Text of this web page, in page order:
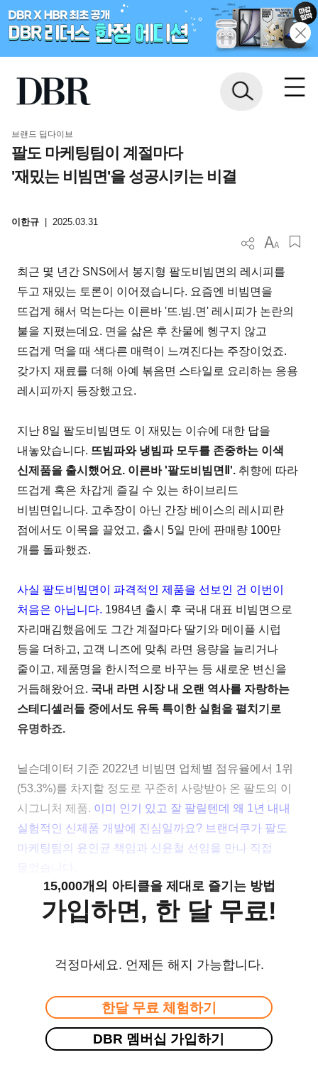
브랜드 딥다이브
팔도 마케팅팀이 계절마다
'재밌는 비빔면'을 성공시키는 비결
이한규 2025.03.31
최근 몇 년간 SNS에서 봉지형 팔도비빔면의 레시피를
두고 재밌는 토론이 이어졌습니다. 요즘엔 비빔면을
뜨겁게 해서 먹는다는 이른바 '뜨.빔.면' 레시피가 논란의
불을 지폈는데요. 면을 삶은 후 찬물에 헹구지 않고
뜨겁게 먹을 때 색다른 매력이 느껴진다는 주장이었죠.
갖가지 재료를 더해 아예 볶음면 스타일로 요리하는 응용
레시피까지 등장했고요.
지난 8일 팔도비빔면도 이 재밌는 이슈에 대한 답을
내놓았습니다. 뜨빔파와 냉빔파 모두를 존중하는 이색
신제품을 출시했어요. 이른바 '팔도비빔면Ⅱ'. 취향에 따라
뜨겁게 혹은 차갑게 즐길 수 있는 하이브리드
비빔면입니다. 고추장이 아닌 간장 베이스의 레시피란
점에서도 이목을 끌었고, 출시 5일 만에 판매량 100만
개를 돌파했죠.
사실 팔도비빔면이 파격적인 제품을 선보인 건 이번이
처음은 아닙니다. 1984년 출시 후 국내 대표 비빔면으로
자리매김했음에도 그간 계절마다 딸기와 메이플 시럽
등을 더하고, 고객 니즈에 맞춰 라면 용량을 늘리거나
줄이고, 제품명을 한시적으로 바꾸는 등 새로운 변신을
거듭해왔어요. 국내 라면 시장 내 오랜 역사를 자랑하는
스테디셀러들 중에서도 유독 특이한 실험을 펼치기로
유명하죠.
닐슨데이터 기준 2022년 비빔면 업체별 점유율에서 1위
(53.3%)를 차지할 정도로 꾸준히 사랑받아 온 팔도의 이
시그니처 제품. 이미 인기 있고 잘 팔릴텐데 왜 1년 내내
실험적인 신제품 개발에 진심일까요? 브랜더쿠가 팔도
마케팅팀의 윤인균 책임과 신윤철 선임을 만나 직접
15,000개의 아티클을 제대로 즐기는 방법
가입하면, 한 달 무료!
걱정마세요. 언제든 해지 가능합니다.
한달 무료 체험하기
DBR 멤버십 가입하기